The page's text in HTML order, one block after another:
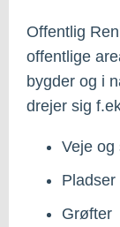
Offentlig
offentlige
bygder og i
drejer sig
Veje og
Pladser
Grøfter